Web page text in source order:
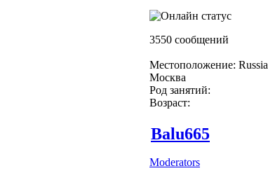
3550 сообщений
Местоположение: Russia
Москва
Род занятий:
Возраст:
Balu665
Moderators